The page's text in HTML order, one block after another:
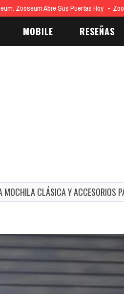
Zooseum Abre Sus Puertas Hoy
MOBILE RESEÑAS
MOCHILA CLÁSICA Y ACCESORIOS